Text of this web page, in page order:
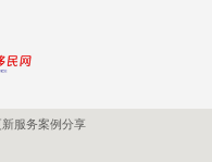
服务案例分享